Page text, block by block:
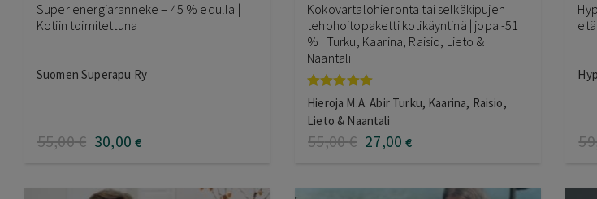
Super energiaranneke – 45 % edulla |
Kotiin toimitettuna
Suomen Superapu Ry
55,00€ 30,00 €
Kokovartalohieronta tai selkäkipujen
tehohoitopaketti kotikäyntinä | jopa -51
% | Turku, Kaarina, Raisio, Lieto &
Naantali
Arvostelu
tuotteesta:
5.00/ 5
Hieroja M.A. Abir Turku, Kaarina, Raisio,
Lieto & Naantali
55,00€ 27,00 € 59